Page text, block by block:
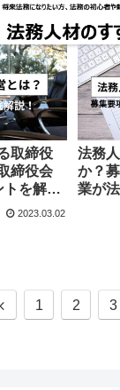
取締役
締役会
トを解説
2023.03.02
法務
か？
業が
と！
前
1 2 3